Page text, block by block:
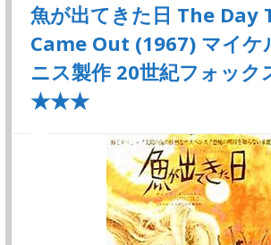
魚が出てきた日 The Day
Came Out (1967) マイケ
ニス製作 20世紀フォッ
★★★